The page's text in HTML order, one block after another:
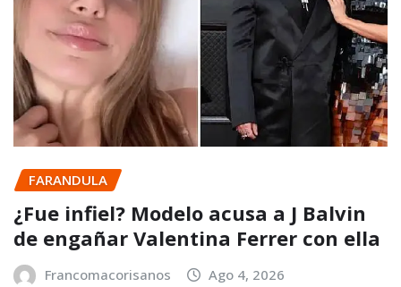
FARANDULA
¿Fue infiel? Modelo acusa a J Balvin
de engañar Valentina Ferrer con ella
Francomacorisanos Ago 4, 2026